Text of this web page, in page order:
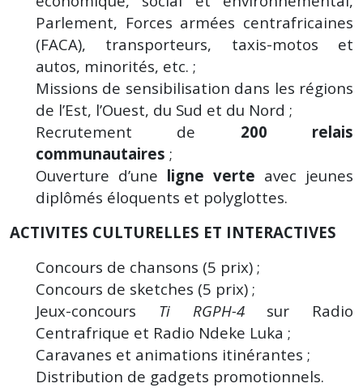
Parlement, Forces armées centrafricaines
(FACA), transporteurs, taxis-motos et
autos, minorités, etc. ;
Missions de sensibilisation dans les régions
de l’Est, l’Ouest, du Sud et du Nord ;
Recrutement de 200 relais
communautaires ;
Ouverture d’une ligne verte avec jeunes
diplômés éloquents et polyglottes.
ACTIVITES CULTURELLES ET INTERACTIVES
Concours de chansons (5 prix) ;
Concours de sketches (5 prix) ;
Jeux-concours Ti RGPH-4sur Radio
Centrafrique et Radio Ndeke Luka ;
Caravanes et animations itinérantes ;
Distribution de gadgets promotionnels.